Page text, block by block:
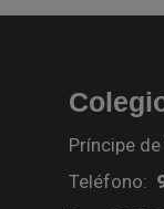
Príncipe
Teléfono: